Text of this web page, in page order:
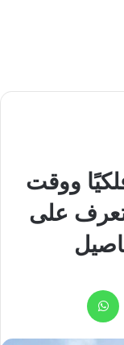
عيد الفطر 2026 فلكيًا ووقت
تعرف على